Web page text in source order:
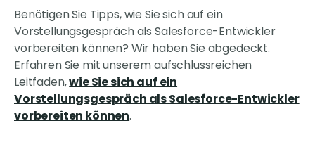
Benötigen Sie Tipps, wie Sie sich auf ein
Vorstellungsgespräch als Salesforce-Entwickler
vorbereiten können? Wir haben Sie abgedeckt.
Erfahren Sie mit unserem aufschlussreichen
Leitfaden,wie Sie sich auf ein
Vorstellungsgespräch als Salesforce-Entwickler
vorbereiten können.